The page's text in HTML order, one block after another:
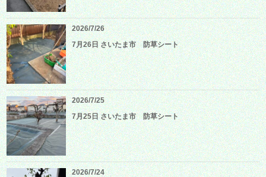
2026/7/26
7月26日 さいたま市 防草シート
2026/7/25
7月25日 さいたま市 防草シート
2026/7/24